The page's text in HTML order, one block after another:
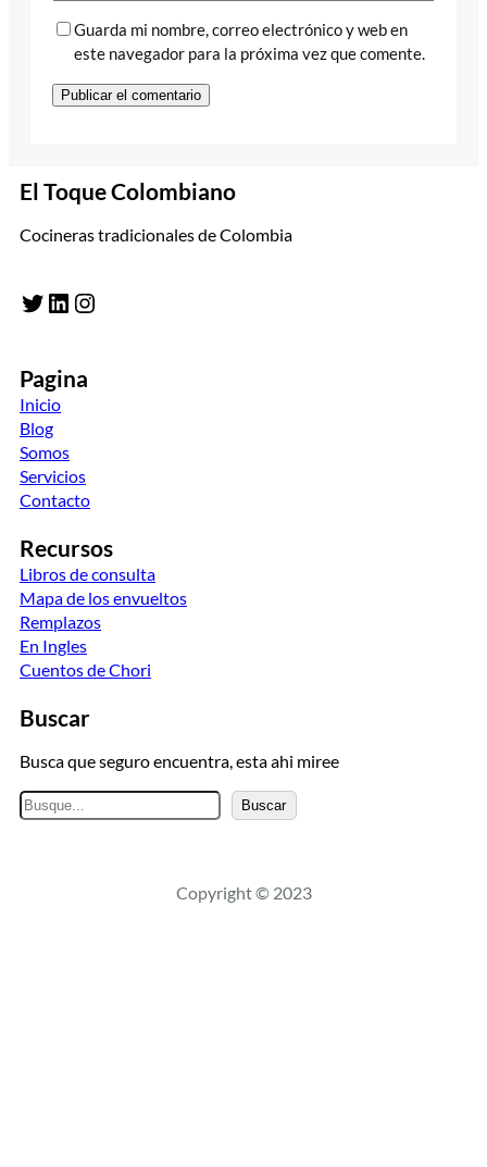
Guarda mi nombre, correo electrónico y web en
este navegador para la próxima vez que comente.
El Toque Colombiano
Cocineras tradicionales de Colombia
Twitter LinkedIn Instagram
Pagina
Inicio
Blog
Somos
Servicios
Contacto
Recursos
Libros de consulta
Mapa de los envueltos
Remplazos
En Ingles
Cuentos de Chori
Buscar
Busca que seguro encuentra, esta ahi miree
B
u
a
Buscar
Copyright © 2023